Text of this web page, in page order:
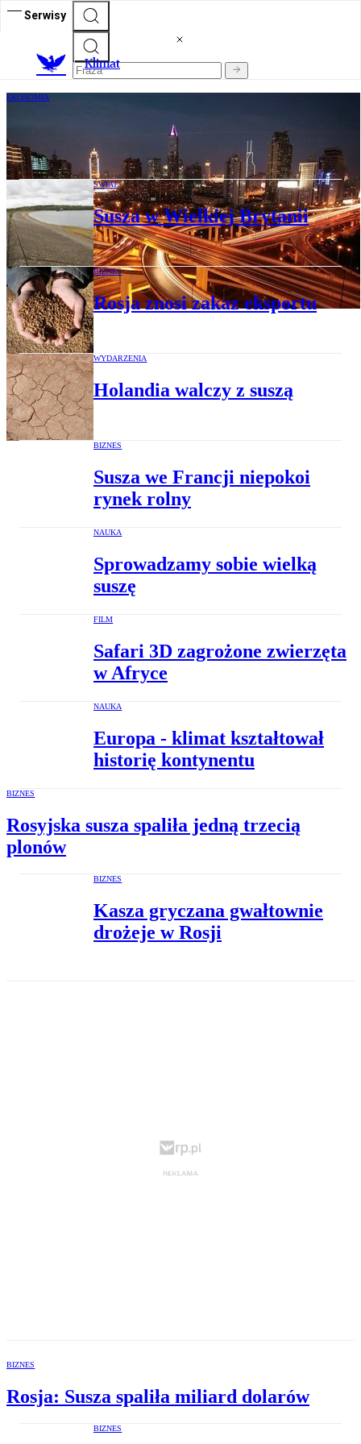
Serwisy
Klimat
EKONOMIA
Szanghaj będzie racjonować dostawy
prądu
ŚWIAT
Susza w Wielkiej Brytanii
BIZNES
Rosja znosi zakaz eksportu
WYDARZENIA
Holandia walczy z suszą
BIZNES
Susza we Francji niepokoi
rynek rolny
NAUKA
Sprowadzamy sobie wielką
suszę
FILM
Safari 3D zagrożone zwierzęta
w Afryce
NAUKA
Europa - klimat kształtował
historię kontynentu
BIZNES
Rosyjska susza spaliła jedną trzecią
plonów
BIZNES
Kasza gryczana gwałtownie
drożeje w Rosji
BIZNES
Rosja: Susza spaliła miliard dolarów
BIZNES